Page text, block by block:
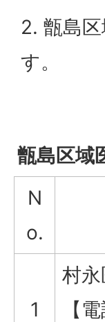
2. 甑島
す。
甑島区域
N
o.
1
村
【